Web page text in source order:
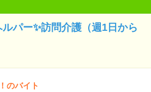
パー✨訪問介護（週1日から
のバイト